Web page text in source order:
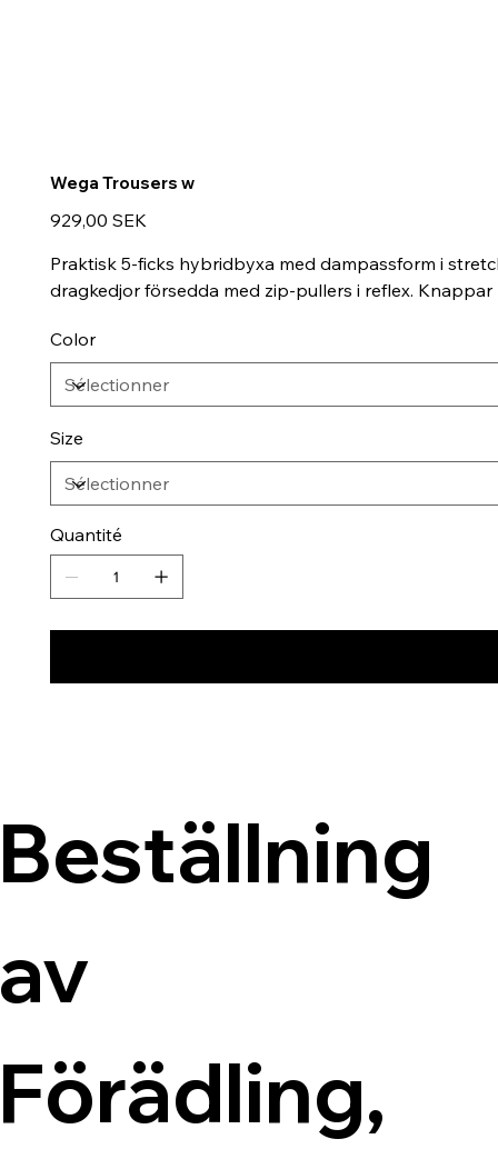
Wega Trousers w
Prix
929,00 SEK
Praktisk 5-ficks hybridbyxa med dampassform i
dragkedjor försedda med zip-pullers i reflex.
Color
Size
Quantité